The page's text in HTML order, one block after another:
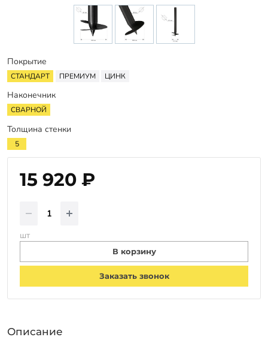
Заказать звонок
Покрытие
СТАНДАРТ ПРЕМИУМ ЦИНК
Наконечник
СВАРНОЙ
Толщина стенки
5
15 920 ₽
шт
В корзину
Заказать звонок
Описание